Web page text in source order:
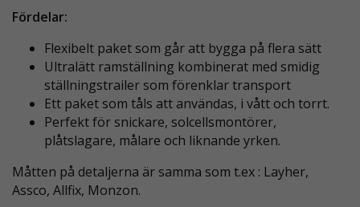
Fördelar:
Flexibelt paket som går att bygga på flera sätt
Ultralätt ramställning kombinerat med smidig
ställningstrailer som förenklar transport
Ett paket som tåls att användas, i vått och torrt.
Perfekt för snickare, solcellsmontörer,
plåtslagare, målare och liknande yrken.
Måtten på detaljerna är samma som t.ex : Layher,
Assco, Allfix, Monzon.